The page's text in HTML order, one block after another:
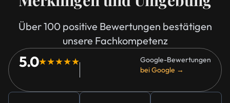
Über 100 positive Bewertungen bestätigen
unsere Fachkompetenz
5.0★★★★★
Google-Bewertungen
bei Google →